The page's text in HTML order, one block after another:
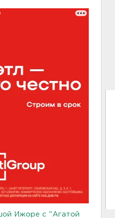
Ижоре с "Агатой